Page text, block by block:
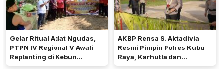
Gelar Ritual Adat Ngudas,
PTPN IV Regional V Awali
Replanting di Kebun
Kembayan
AKBP Rensa S. Aktadivia
Resmi Pimpin Polres Kubu
Raya, Karhutla dan
Pelayanan Publik Jadi